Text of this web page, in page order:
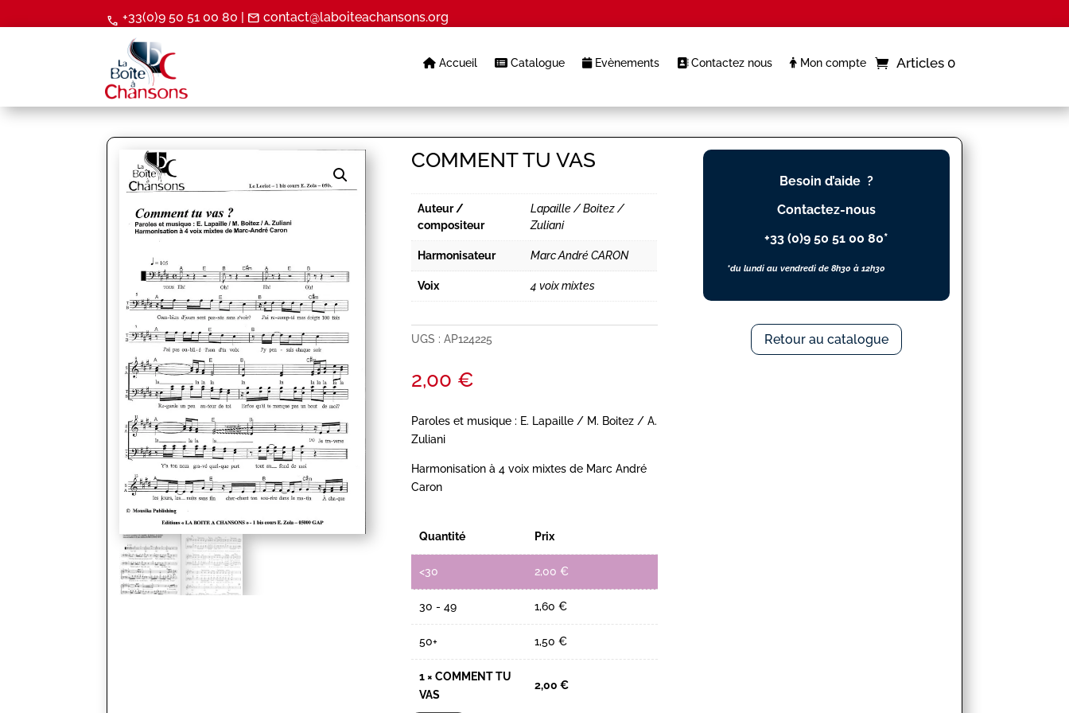
call +33(0)9 50 51 00 80 | mail contact@laboiteachansons.org
Accueil Catalogue Evènements Contactez nous Mon compte Articles 0
COMMENT TU VAS
Auteur /
compositeur
Lapaille / Boitez /
Zuliani
Harmonisateur Marc André CARON
Voix 4 voix mixtes
UGS :AP124225
2,00 €
Paroles et musique : E. Lapaille / M. Boitez / A.
Zuliani
Harmonisation à 4 voix mixtes de Marc André
Caron
Quantité Prix
<30 2,00 €
30 - 49 1,60 €
50+ 1,50 €
1 ×COMMENT TU
VAS
2,00 €
Besoin d’aide ?
Contactez-nous
+33 (0)9 50 51 00 80*
*du lundi au vendredi de 8h30 à 12h30
Retour au catalogue